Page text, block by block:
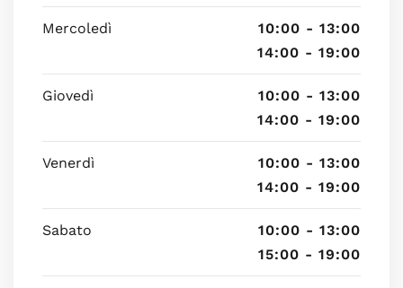
Mercoledì
10:00 - 13:00
14:00 - 19:00
Giovedì
10:00 - 13:00
14:00 - 19:00
Venerdì
10:00 - 13:00
14:00 - 19:00
Sabato
10:00 - 13:00
15:00 - 19:00